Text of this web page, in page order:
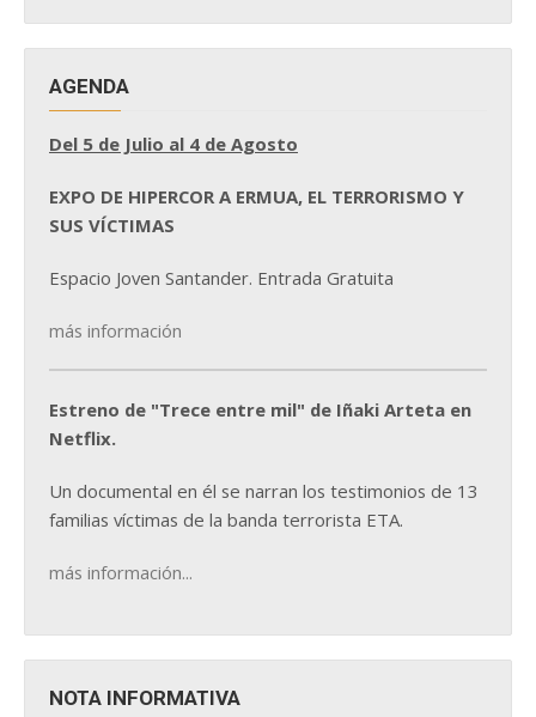
AGENDA
Del 5 de Julio al 4 de Agosto
EXPO DE HIPERCOR A ERMUA, EL TERRORISMO Y
SUS VÍCTIMAS
Espacio Joven Santander. Entrada Gratuita
más información
Estreno de "Trece entre mil" de Iñaki Arteta en
Netflix.
Un documental en él se narran los testimonios de 13
familias víctimas de la banda terrorista ETA.
más información...
NOTA INFORMATIVA